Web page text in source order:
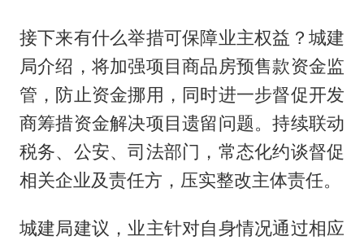
接下来有什么举措可保障业主权益？城建
局介绍，将加强项目商品房预售款资金监
管，防止资金挪用，同时进一步督促开发
商筹措资金解决项目遗留问题。持续联动
税务、公安、司法部门，常态化约谈督促
相关企业及责任方，压实整改主体责任。
城建局建议，业主针对自身情况通过相应